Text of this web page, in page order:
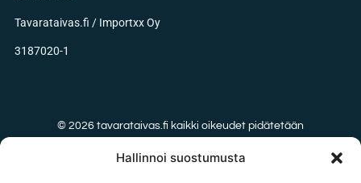
Hallinnoi suostumusta
Tavarataivas.fi / Importxx Oy
3187020-1
© 2026 tavarataivas.fi kaikki oikeudet pidätetään